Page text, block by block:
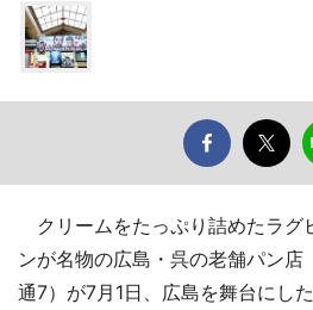
クリームをたっぷり詰めたラグ
ンが名物の広島・呉の老舗パン店
通7）が7月1日、広島を舞台にし